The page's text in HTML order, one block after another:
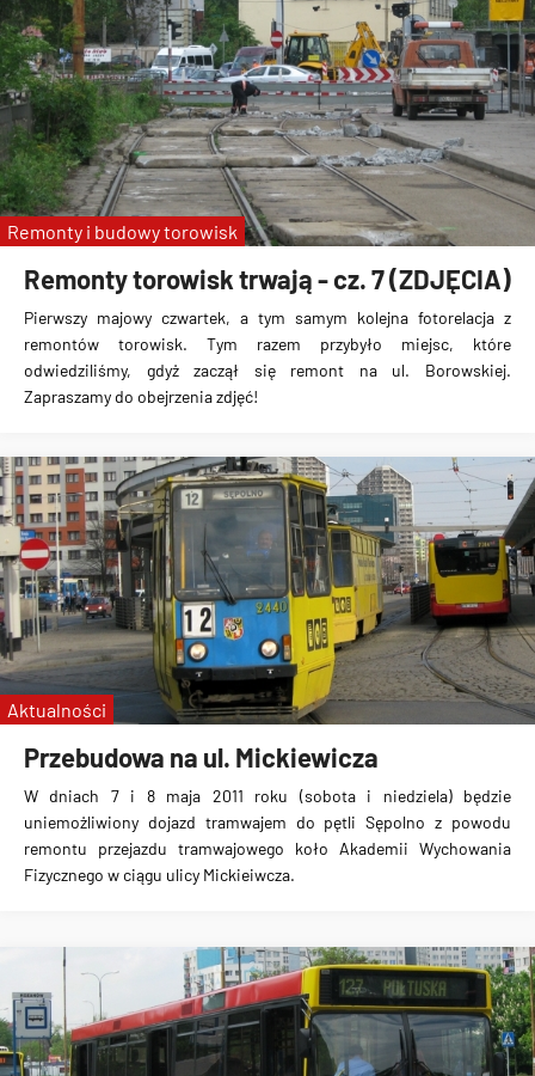
Remonty torowisk trwają - cz. 7 (ZDJĘCIA)
Pierwszy majowy czwartek, a tym samym kolejna fotorelacja z
remontów torowisk. Tym razem przybyło miejsc, które
odwiedziliśmy, gdyż zaczął się remont na ul. Borowskiej.
Zapraszamy do obejrzenia zdjęć!
Remonty i budowy torowisk
Przebudowa na ul. Mickiewicza
W dniach 7 i 8 maja 2011 roku (sobota i niedziela) będzie
uniemożliwiony dojazd tramwajem do pętli Sępolno z powodu
remontu przejazdu tramwajowego koło Akademii Wychowania
Fizycznego w ciągu ulicy Mickieiwcza.
Aktualności